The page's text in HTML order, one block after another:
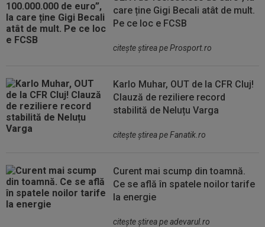
care ține Gigi Becali atât de mult.
Pe ce loc e FCSB
citeşte ştirea pe Prosport.ro
Karlo Muhar, OUT de la CFR Cluj!
Clauză de reziliere record
stabilită de Neluțu Varga
citeşte ştirea pe Fanatik.ro
Curent mai scump din toamnă.
Ce se află în spatele noilor tarife
la energie
citeşte ştirea pe adevarul.ro